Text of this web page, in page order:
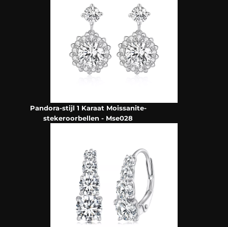
Pandora-stijl 1 Karaat Moissanite-
stekeroorbellen - Mse028